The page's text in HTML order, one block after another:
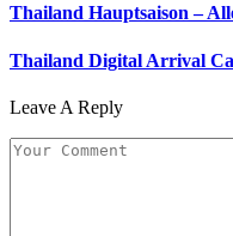
Thailand Hauptsaison –
Thailand Digital Arrival
Leave A Reply